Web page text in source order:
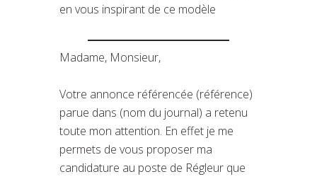
en vous inspirant de ce modèle
Madame, Monsieur,
Votre annonce référencée (référence)
parue dans (nom du journal) a retenu
toute mon attention. En effet je me
permets de vous proposer ma
candidature au poste de Régleur que